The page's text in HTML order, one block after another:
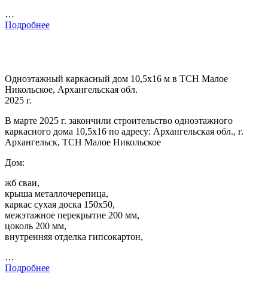
…
Подробнее
Одноэтажный каркасный дом 10,5х16 м в ТСН Малое
Никольское, Архангельская обл.
2025 г.
В марте 2025 г. закончили строительство одноэтажного
каркасного дома 10,5х16 по адресу: Архангельская обл., г.
Архангельск, ТСН Малое Никольское
Дом:
жб сваи,
крыша металлочерепица,
каркас сухая доска 150х50,
межэтажное перекрытие 200 мм,
цоколь 200 мм,
внутренняя отделка гипсокартон,
…
Подробнее